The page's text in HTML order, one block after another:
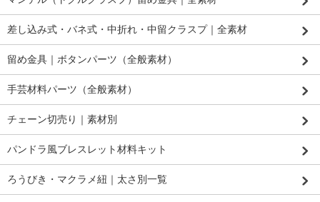
差し込み式・バネ式・中折れ・中留クラスプ｜全素材
留め金具｜ボタンパーツ（全般素材）
手芸材料パーツ（全般素材）
チェーン切売り｜素材別
パンドラ風ブレスレット材料キット
ろうびき・マクラメ紐｜太さ別一覧